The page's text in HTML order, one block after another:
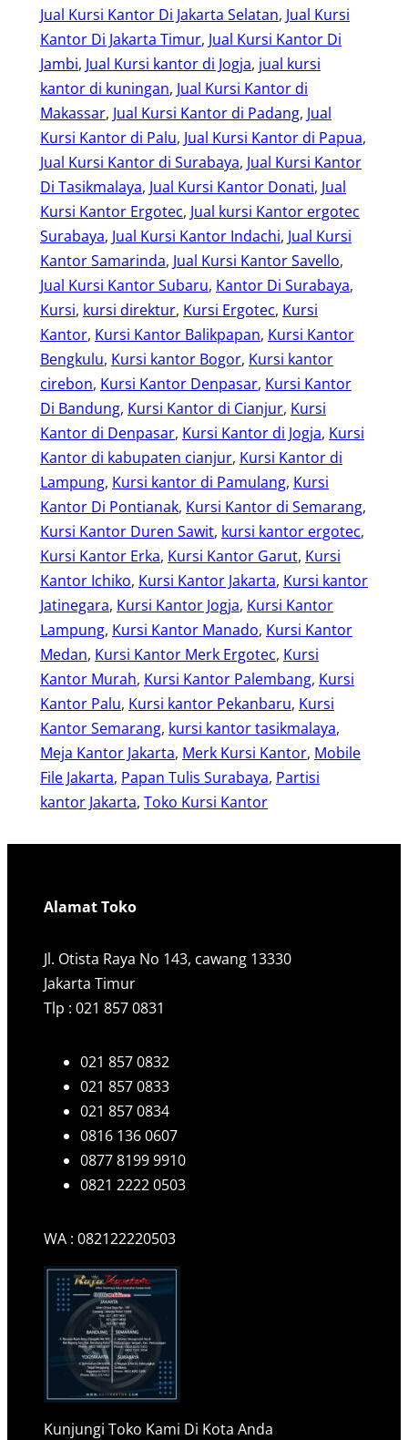
Jual Kursi Kantor Di Jakarta Selatan, Jual Kursi
Kantor Di Jakarta Timur, Jual Kursi Kantor Di
Jambi, Jual Kursi kantor di Jogja, jual kursi
kantor di kuningan, Jual Kursi Kantor di
Makassar, Jual Kursi Kantor di Padang, Jual
Kursi Kantor di Palu, Jual Kursi Kantor di Papua
Jual Kursi Kantor di Surabaya, Jual Kursi Kantor
Di Tasikmalaya, Jual Kursi Kantor Donati, Jual
Kursi Kantor Ergotec, Jual kursi Kantor ergotec
Surabaya, Jual Kursi Kantor Indachi, Jual Kursi
Kantor Samarinda, Jual Kursi Kantor Savello
Jual Kursi Kantor Subaru, Kantor Di Surabaya
Kursi, kursi direktur, Kursi Ergotec, Kursi
Kantor, Kursi Kantor Balikpapan, Kursi Kantor
Bengkulu, Kursi kantor Bogor, Kursi kantor
cirebon, Kursi Kantor Denpasar, Kursi Kantor
Di Bandung, Kursi Kantor di Cianjur, Kursi
Kantor di Denpasar, Kursi Kantor di Jogja, Kursi
Kantor di kabupaten cianjur, Kursi Kantor di
Lampung, Kursi kantor di Pamulang, Kursi
Kantor Di Pontianak, Kursi Kantor di Semarang
Kursi Kantor Duren Sawit, kursi kantor ergotec
Kursi Kantor Erka, Kursi Kantor Garut, Kursi
Kantor Ichiko, Kursi Kantor Jakarta, Kursi kantor
Jatinegara, Kursi Kantor Jogja, Kursi Kantor
Lampung, Kursi Kantor Manado, Kursi Kantor
Medan, Kursi Kantor Merk Ergotec, Kursi
Kantor Murah, Kursi Kantor Palembang, Kursi
Kantor Palu, Kursi kantor Pekanbaru, Kursi
Kantor Semarang, kursi kantor tasikmalaya
Meja Kantor Jakarta, Merk Kursi Kantor, Mobile
File Jakarta, Papan Tulis Surabaya, Partisi
kantor Jakarta, Toko Kursi Kantor
Alamat Toko
Jl. Otista Raya No 143, cawang 13330
Jakarta Timur
Tlp : 021 857 0831
021 857 0832
021 857 0833
021 857 0834
0816 136 0607
0877 8199 9910
0821 2222 0503
WA : 082122220503
Kunjungi Toko Kami Di Kota Anda